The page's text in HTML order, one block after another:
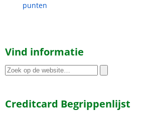
punten
Vind informatie
Zoeken
Creditcard Begrippenlijst